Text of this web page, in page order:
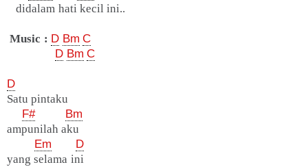
didalam hati kecil ini..
Music : D Bm C
D Bm C
D
Satu pintaku
F#
Bm
ampunilah aku
Em
D
yang selama ini